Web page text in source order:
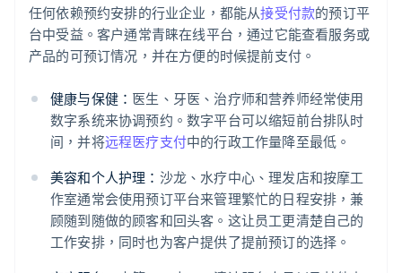
任何依赖预约安排的行业企业，都能从接受付款的预订平
台中受益。客户通常青睐在线平台，通过它能查看服务或
产品的可预订情况，并在方便的时候提前支付。
健康与保健： 医生、牙医、治疗师和营养师经常使用
数字系统来协调预约。数字平台可以缩短前台排队时
间，并将远程医疗支付中的行政工作量降至最低。
美容和个人护理： 沙龙、水疗中心、理发店和按摩工
作室通常会使用预订平台来管理繁忙的日程安排，兼
顾随到随做的顾客和回头客。这让员工更清楚自己的
工作安排，同时也为客户提供了提前预订的选择。